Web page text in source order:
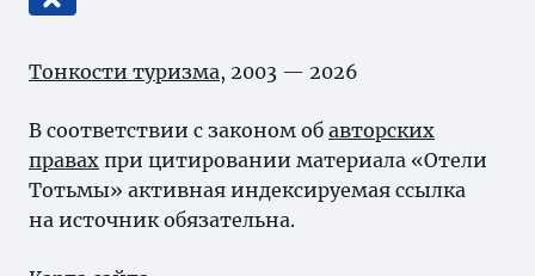
Тонкости туризма, 2003 — 2026
В соответствии с законом об авторских
правах при цитировании материала «Отели
Тотьмы» активная индексируемая ссылка
на источник обязательна.